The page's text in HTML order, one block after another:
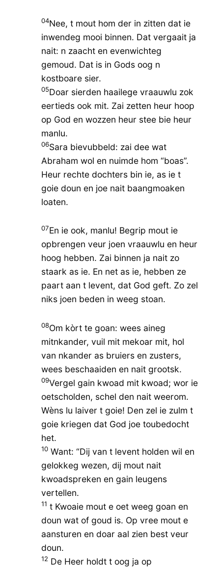
04Nee, t mout hom der in zitten dat ie
inwendeg mooi binnen. Dat vergaait ja
nait: n zaacht en evenwichteg
gemoud. Dat is in Gods oog n
kostboare sier.
05Doar sierden haailege vraauwlu zok
eertieds ook mit. Zai zetten heur hoop
op God en wozzen heur stee bie heur
manlu.
06Sara bievubbeld: zai dee wat
Abraham wol en nuimde hom “boas”.
Heur rechte dochters bin ie, as ie t
goie doun en joe nait baangmoaken
loaten.
07En ie ook, manlu! Begrip mout ie
opbrengen veur joen vraauwlu en heur
hoog hebben. Zai binnen ja nait zo
staark as ie. En net as ie, hebben ze
paart aan t levent, dat God geft. Zo zel
niks joen beden in weeg stoan.
08Om kòrt te goan: wees aineg
mitnkander, vuil mit mekoar mit, hol
van nkander as bruiers en zusters,
wees beschaaiden en nait grootsk.
09Vergel gain kwoad mit kwoad; wor ie
oetscholden, schel den nait weerom.
Wèns lu laiver t goie! Den zel ie zulm t
goie kriegen dat God joe toubedocht
het.
10Want: “Dij van t levent holden wil en
gelokkeg wezen, dij mout nait
kwoadspreken en gain leugens
vertellen.
11 t Kwoaie mout e oet weeg goan en
doun wat of goud is. Op vree mout e
aansturen en doar aal zien best veur
doun.
12 De Heer holdt t oog ja op